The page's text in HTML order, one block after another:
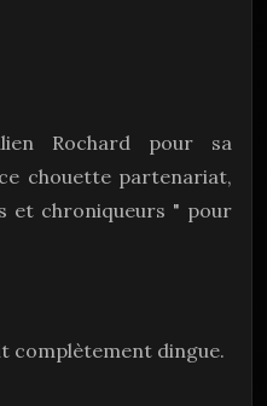
Rochard pour sa
chouette partenariat,
et chroniqueurs " pour
complètement dingue.